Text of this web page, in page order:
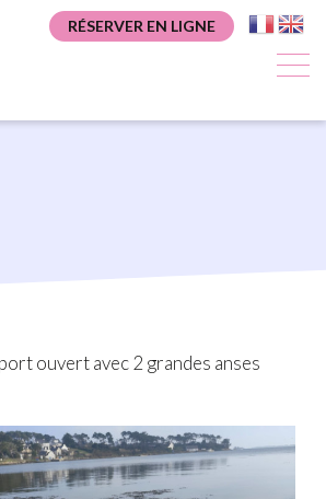
RÉSERVER EN LIGNE
ouvert avec 2 grandes anses
des cookies